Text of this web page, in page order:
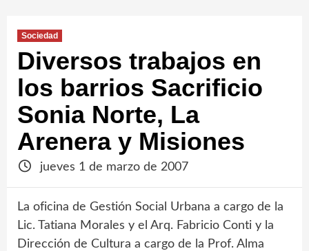
Sociedad
Diversos trabajos en
los barrios Sacrificio
Sonia Norte, La
Arenera y Misiones
jueves 1 de marzo de 2007
La oficina de Gestión Social Urbana a cargo de la
Lic. Tatiana Morales y el Arq. Fabricio Conti y la
Dirección de Cultura a cargo de la Prof. Alma